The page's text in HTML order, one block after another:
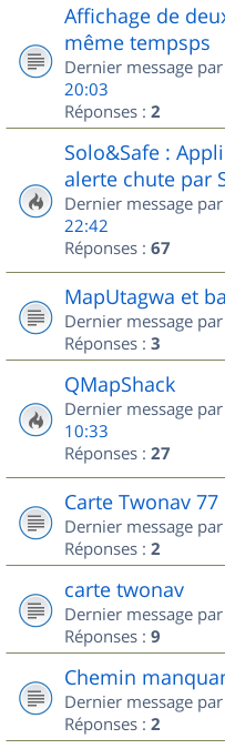
Affichage de
même tempsps
Dernier message par
20:03
Réponses : 2
Solo&Safe :
alerte chute par
Dernier message par
22:42
Réponses : 67
MapUtagwa et
Dernier message par
Réponses : 3
QMapShack
Dernier message par
10:33
Réponses : 27
Carte Twonav 77
Dernier message par
Réponses : 2
carte twonav
Dernier message par
Réponses : 9
Chemin
Dernier message par
Réponses : 2